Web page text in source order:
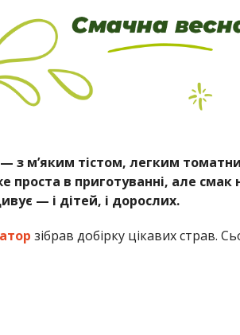
з м’яким тістом, легким
в приготуванні, але смак
— і дітей, і дорослих.
зібрав добірку цікавих страв.